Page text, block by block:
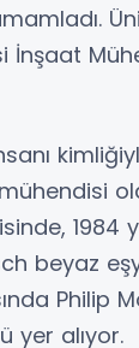
İnşaat
1984
beyaz
Philip
yer alıyor.